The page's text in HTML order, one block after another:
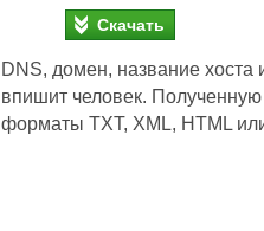
Скачать
DNS, домен, название
впишит человек.
форматы TXT, XML, HTML